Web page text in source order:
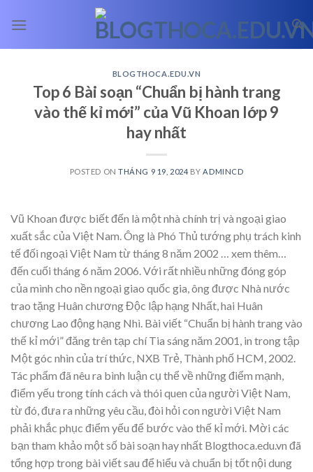
BLOGTHOCA.EDU.VN
Top 6 Bài soạn “Chuẩn bị hành trang
vào thế kỉ mới” của Vũ Khoan lớp 9
hay nhất
POSTED ONTHÁNG 9 19, 2024 BY ADMINCD
Vũ Khoan được biết đến là một nhà chính trị và ngoại giao
xuất sắc của Việt Nam. Ông là Phó Thủ tướng phụ trách kinh
tế đối ngoại Việt Nam từ tháng 8 năm 2002
… xem thêm…
đến cuối tháng 6 năm 2006. Với rất nhiều những đóng góp
của mình cho nền ngoại giao quốc gia, ông được Nhà nước
trao tặng Huân chương Độc lập hạng Nhất, hai Huân
chương Lao động hạng Nhì. Bài viết “Chuẩn bị hành trang vào
thế kỉ mới” đăng trên tạp chí Tia sáng năm 2001, in trong tập
Một góc nhìn của trí thức, NXB Trẻ, Thành phố HCM, 2002.
Tác phẩm đã nêu ra bình luận cụ thể về những điểm mạnh,
điểm yếu trong tính cách và thói quen của người Việt Nam,
từ đó, đưa ra những yêu cầu, đòi hỏi con người Việt Nam
phải khắc phục điểm yếu để bước vào thế kỉ mới. Mời các
bạn tham khảo một số bài soạn hay nhất Blogthoca.edu.vn đã
tổng hợp trong bài viết sau để hiểu và chuẩn bị tốt nội dung